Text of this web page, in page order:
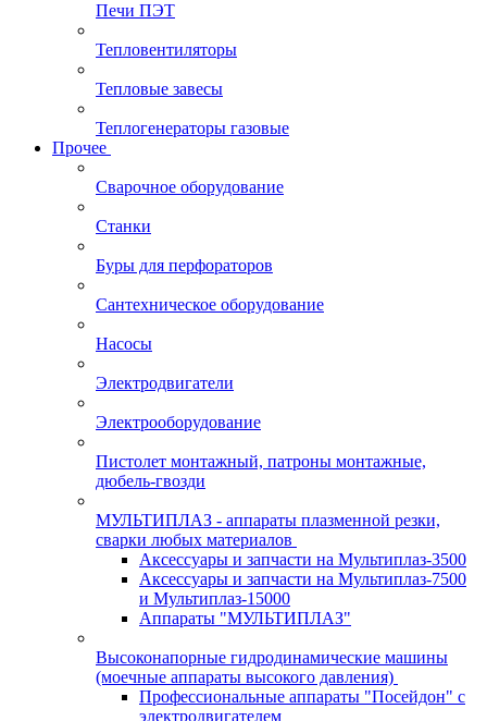
Печи ПЭТ
Тепловентиляторы
Тепловые завесы
Теплогенераторы газовые
Прочее
Сварочное оборудование
Станки
Буры для перфораторов
Сантехническое оборудование
Насосы
Электродвигатели
Электрооборудование
Пистолет монтажный, патроны монтажные,
дюбель-гвозди
МУЛЬТИПЛАЗ - аппараты плазменной резки,
сварки любых материалов
Аксессуары и запчасти на Мультиплаз-3500
Аксессуары и запчасти на Мультиплаз-7500
и Мультиплаз-15000
Аппараты "МУЛЬТИПЛАЗ"
Высоконапорные гидродинамические машины
(моечные аппараты высокого давления)
Профессиональные аппараты "Посейдон" с
электродвигателем